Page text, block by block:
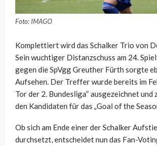
Foto: IMAGO
Komplettiert wird das Schalker Trio von
Sein wuchtiger Distanzschuss am 24.
gegen die SpVgg Greuther Fürth sorgte
Aufsehen. Der Treffer wurde bereits im
Tor der 2. Bundesliga“ ausgezeichnet und
den Kandidaten für das „Goal of the
Ob sich am Ende einer der Schalker
durchsetzt, entscheidet nun das Fan-